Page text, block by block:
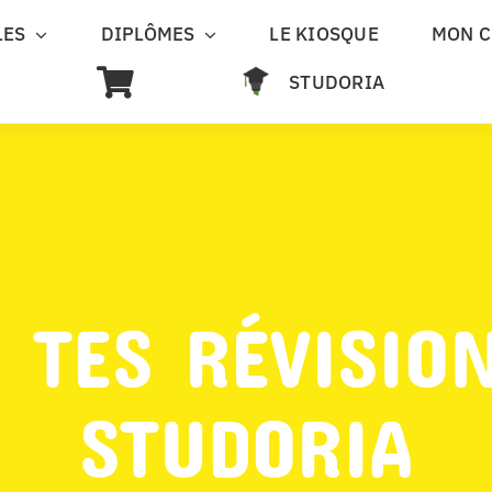
DIPLÔMES LE KIOSQUE
MON
STUDORIA
TES
STUDORIA